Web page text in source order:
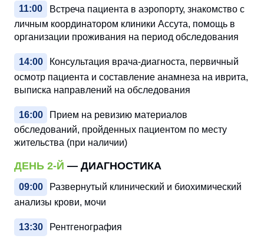
11:00
Встреча пациента в аэропорту, знакомство с
личным координатором клиники Ассута, помощь в
организации проживания на период обследования
14:00
Консультация врача-диагноста, первичный
осмотр пациента и составление анамнеза на иврита,
выписка направлений на обследования
16:00
Прием на ревизию материалов
обследований, пройденных пациентом по месту
жительства (при наличии)
ДЕНЬ 2-Й — ДИАГНОСТИКА
09:00
Развернутый клинический и биохимический
анализы крови, мочи
13:30 Рентгенография